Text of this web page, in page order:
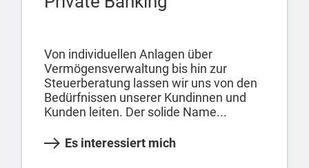
Von individuellen Anlagen über
Vermögensverwaltung bis hin zur
Steuerberatung lassen wir uns von den
Bedürfnissen unserer Kundinnen und
Kunden leiten. Der solide Name...
Es interessiert mich